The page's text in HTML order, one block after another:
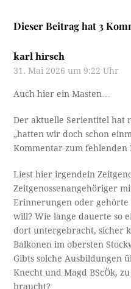
Dieser Beitrag hat 3
karl hirsch
31. Mai 2026 um 9:22 Uhr
Auch hier ein Masten…
Der aktuelle Serientitel hat
„hatten wir doch schon
Kommentar zum
Liest hier irgendein
Zeitgenossenangehöriger
Erinnerungen oder
will? Wie lange dauerte so
dort untergebracht, sicher
Balkonen im obersten
Gibts solche Ausbildungen
Knecht und Magd BScÖk,
braucht?